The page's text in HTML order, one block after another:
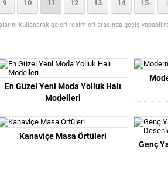
9 10 11 12 13 14 15
kullanarak galeri resimleri arasında geçiş
En Güzel Yeni Moda Yolluk Halı
Modelleri
Kanaviçe Masa Örtüleri
Genç